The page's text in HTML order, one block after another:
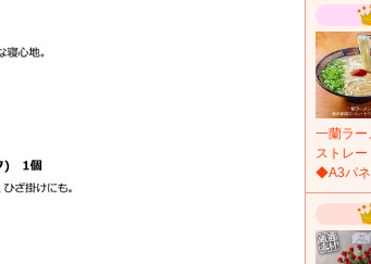
一蘭ラー
ストレー
◆A3パネ